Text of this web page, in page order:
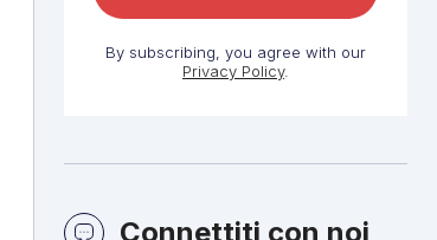
By subscribing, you agree with our
Privacy Policy.
Connettiti con noi